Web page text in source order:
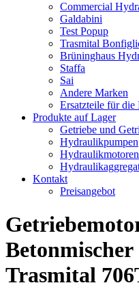
Commercial
Galdabini
Test Popup
Trasmital
Brüninghaus
Staffa
Sai
Andere Marken
Ersatzteile für
Produkte auf Lager
Getriebe und
Hydraulikpumpen
Hydraulikmotoren
Kontakt
Preisangebot
Trasmital